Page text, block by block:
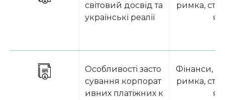
світовий досвід та
українські реалії
римка,
я
Особливості засто
сування корпорат
ивних платіжних к
Фінанси,
римка,
я